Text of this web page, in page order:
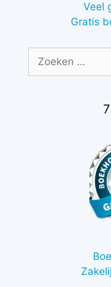
Veel
Gratis
Zoek